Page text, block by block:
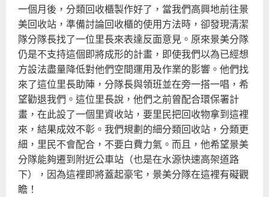
一個月後，分類回收櫃製作好了，當我們高興地前往景
美回收站，準備討論回收櫃的使用方法時，卻發現清潔
隊分隊長找了一位里長來表達反面意見。原來景美分隊
仍是不支持這個即將成形的計畫，即使我們以為已經想
方設法盡量降低對他們空間運用及作業的影響。他們找
來了這位里長助陣，分隊長與領班並在旁一搭一唱，希
望勸退我們。這位里長說，他們之前曾配合環保署計
畫，在此設了一個里資收站，要里民把回收物拿到這裡
來，結果成效不彰。我們規劃的細分類回收站，分類更
細，里民不會配合，不要白費力氣。而且，他希望景美
分隊能夠遷到附近公車站（也是在水源快速高架道路
下），因為這裡即將蓋起豪宅，景美分隊在這裡有礙觀
瞻！